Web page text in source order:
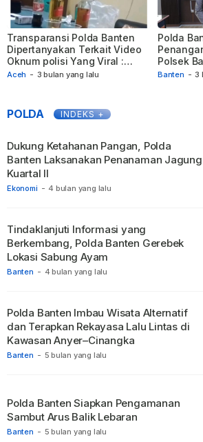
Aceh - 3 bulan yang lalu
Transparansi Polda Banten
Dipertanyakan Terkait Video
Oknum polisi Yang Viral :
Media Datang Berdasarkan
Banten - 3
Polda
Polsek
POLDA INDEKS +
Ekonomi - 4 bulan yang lalu
Dukung Ketahanan Pangan, Polda
Banten Laksanakan Penanaman Jagung
Kuartal II
Banten - 4 bulan yang lalu
Tindaklanjuti Informasi yang
Berkembang, Polda Banten Gerebek
Lokasi Sabung Ayam
Banten - 5 bulan yang lalu
Polda Banten Imbau Wisata Alternatif
dan Terapkan Rekayasa Lalu Lintas di
Kawasan Anyer–Cinangka
Banten - 5 bulan yang lalu
Polda Banten Siapkan Pengamanan
Sambut Arus Balik Lebaran